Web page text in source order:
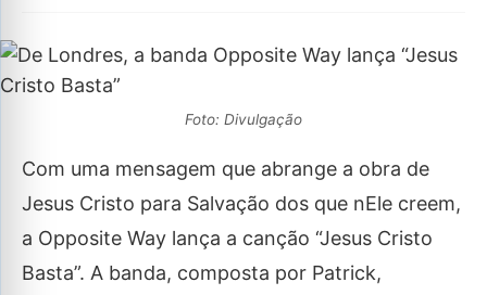
Foto: Divulgação
Com uma mensagem que abrange a obra de
Jesus Cristo para Salvação dos que nEle creem,
a Opposite Way lança a canção “Jesus Cristo
Basta”. A banda, composta por Patrick,